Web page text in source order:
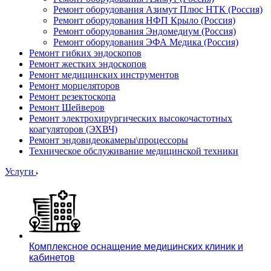
Ремонт оборудования Азимут Плюс НТК (Россия)
Ремонт оборудования НФП Крыло (Россия)
Ремонт оборудования Эндомедиум (Россия)
Ремонт оборудования ЭФА Медика (Россия)
Ремонт гибких эндоскопов
Ремонт жестких эндоскопов
Ремонт медицинских инструментов
Ремонт морцеляторов
Ремонт резектоскопа
Ремонт Шейверов
Ремонт электрохирургических высокочастотных
коагуляторов (ЭХВЧ)
Ремонт эндовидеокамеры\процессоры
Техническое обслуживание медицинской техники
Услуги
Комплексное оснащение медицинских клиник и
кабинетов